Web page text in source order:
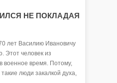
НЕ ПОКЛАДАЯ
лет Василию Ивановичу
Этот человек из
военное время. Потому,
люди закалкой духа,